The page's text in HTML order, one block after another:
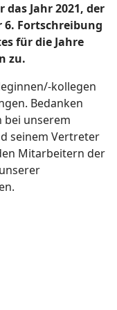
Jahr 2021, der
6. Fortschreibung
für die Jahre
zu.
kollegen
Bedanken
bei unserem
seinem Vertreter
Mitarbeitern der